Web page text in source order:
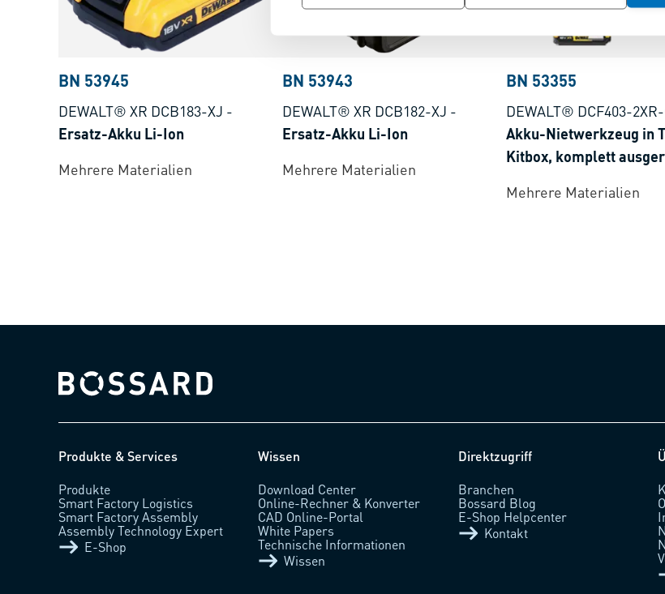
BN 53945
DEWALT® XR DCB183-XJ -
Ersatz-Akku Li-Ion
Mehrere Materialien
BN 53943
DEWALT® XR DCB182-XJ -
Ersatz-Akku Li-Ion
Mehrere Materialien
BN 53355
DEWALT® DCF403-
Akku-Nietwerkzeug in
Kitbox, komplett
Mehrere Materialien
Bossard homepage
Produkte & Services
Produkte
Smart Factory Logistics
Smart Factory Assembly
Assembly Technology Expert
E-Shop
Wissen
Download Center
Online-Rechner & Konverter
CAD Online-Portal
White Papers
Technische Informationen
Wissen
Direktzugriff
Branchen
Bossard Blog
E-Shop Helpcenter
Kontakt